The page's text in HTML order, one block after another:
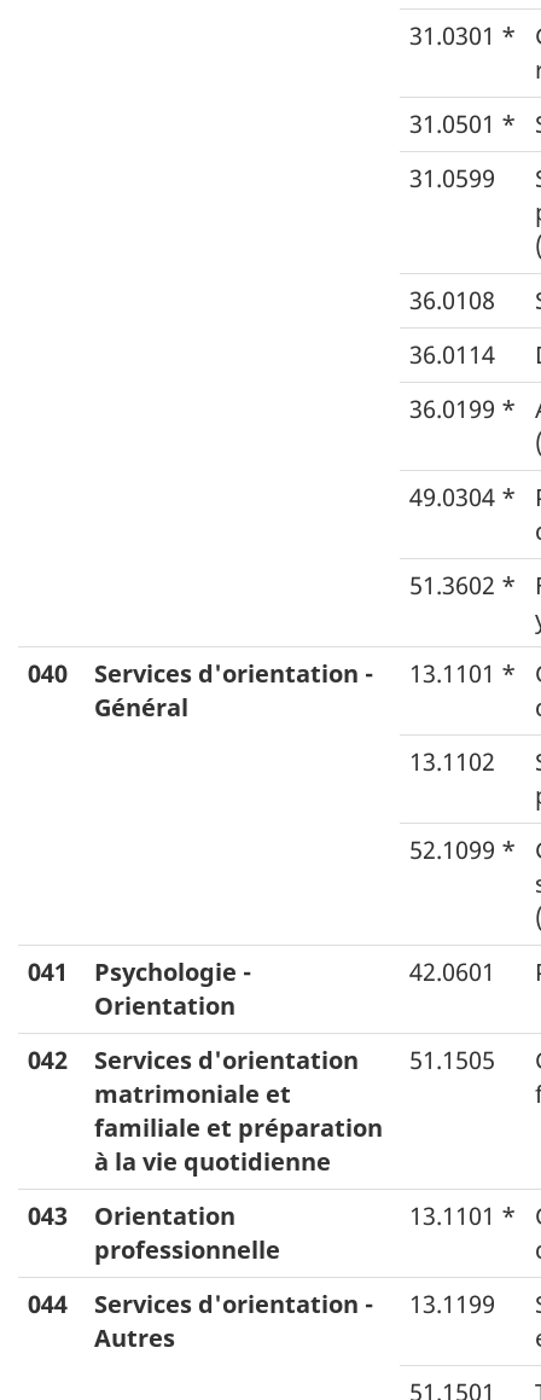
31.0301 *
31.0501 *
31.0599
36.0108
36.0114
36.0199 *
49.0304 *
51.3602 *
040
Services d'orientation -
Général
13.1101 *
13.1102
52.1099 *
041
Psychologie -
Orientation
42.0601
042
Services d'orientation
matrimoniale et
familiale et préparation
à la vie quotidienne
51.1505
043
Orientation
professionnelle
13.1101 *
044
Services d'orientation -
Autres
13.1199
51.1501